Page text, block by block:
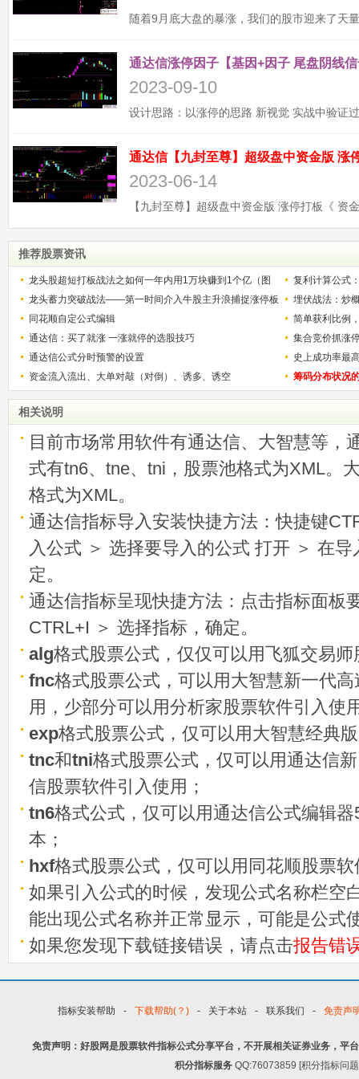
通达信涨停因子【基因+因子 尾盘阴线
2023-09-10
2023-06-14
推荐股票资讯
龙头股超短打板战法之如何一年内用1万块赚到1个亿（图
解）
复利计算公式
少？
龙头蓄力突破战法——第一时间介入牛股主升浪捕捉涨停板
的技巧（图解）
埋伏战法：炒
同花顺自定公式编辑
简单获利比例
用
通达信：买了就涨 一涨就停的选股技巧
集合竞价抓涨
通达信公式分时预警的设置
史上成功率最
称选股法宝！
资金流入流出、大单对敲（对倒）、诱多、诱空 筹码分布状况
相关说明
目前市场常用软件有通达信、大智慧等，
式有tn6、tne、tni，股票池格式为XML。
格式为XML。
通达信指标导入安装快捷方法：快捷键
入公式 ＞ 选择要导入的公式 打开 ＞ 在
定。
通达信指标呈现快捷方法：点击指标面板
CTRL+I ＞ 选择指标，确定。
alg格式股票公式，仅仅可以用飞狐交易
fnc格式股票公式，可以用大智慧新一代
用，少部分可以用分析家股票软件引入使
exp格式股票公式，仅可以用大智慧经典
tnc和tni格式股票公式，仅可以用通达信
信股票软件引入使用；
tn6格式公式，仅可以用通达信公式编辑
本；
hxf格式股票公式，仅可以用同花顺股票
如果引入公式的时候，发现公式名称栏空
能出现公式名称并正常显示，可能是公式
如果您发现下载链接错误，请点击报告错
指标安装帮助 - 下载帮助(？) - 关于本站 - 联系我们 - 免责声
免责声明：好股网是股票软件指标公式分享平台，不开展相关证券业务，平
积分指标服务 QQ:76073859 [积分指标问